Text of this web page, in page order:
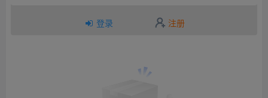
登录 注册